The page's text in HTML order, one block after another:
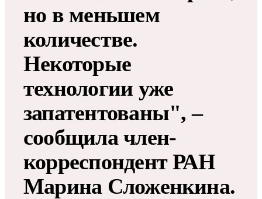
но в меньшем
количестве.
Некоторые
технологии уже
запатентованы", –
сообщила член-
корреспондент РАН
Марина Сложенкина.